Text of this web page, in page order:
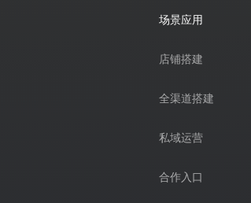
场景应用
店铺搭建
全渠道搭建
私域运营
合作入口